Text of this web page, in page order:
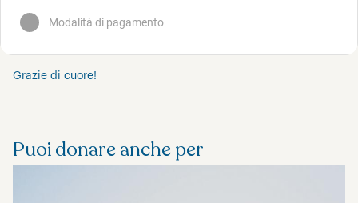
Grazie di cuore!
Puoi donare anche per